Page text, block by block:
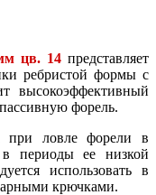
цв. 14представляет
ребристой формы с
высокоэффективный
форель.
при ловле форели в
периоды ее низкой
использовать в
крючками.